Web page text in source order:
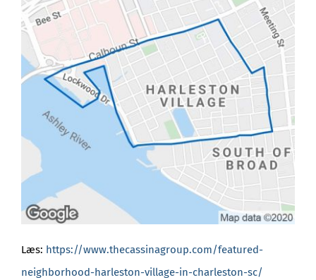
Læs: https://www.thecassinagroup.com/featured-
neighborhood-harleston-village-in-charleston-sc/